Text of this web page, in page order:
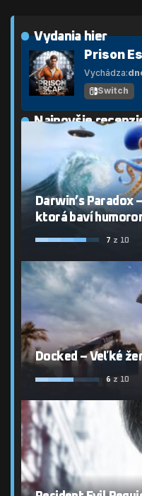
Vydania hier
Prison
Vychádza:
Switch
Najnovšie
Darwin’s Paradox
ktorá baví
7 z 10
Docked – Veľké
6 z 10